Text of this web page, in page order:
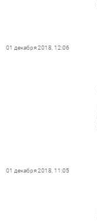
01 декабря 2018, 12:06
01 декабря 2018, 11:05